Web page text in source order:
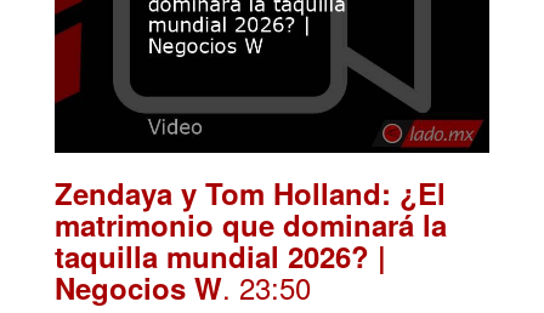
Zendaya y Tom Holland: ¿El
matrimonio que dominará la
taquilla mundial 2026? |
Negocios W. 23:50